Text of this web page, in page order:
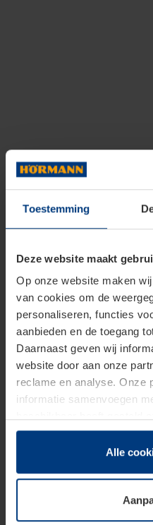
Toestemming
Deze website maakt
Op onze website maken
van cookies om de
personaliseren, functies
aanbieden en de toegang
Daarnaast geven wij
website door aan onze
reclame en analyse. Onze
informatie samenvoegen
hun diensten hebben
Juridisch hebben wij het
van deze pagina's
soorten cookies is uw
toestemming kunt u op elk
Alle